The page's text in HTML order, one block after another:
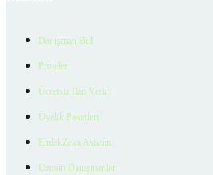
Danışman Bul
Projeler
Ücretsiz İlan Verin
Üyelik Paketleri
EmlakZeka Asistan
Uzman Danışmanlar